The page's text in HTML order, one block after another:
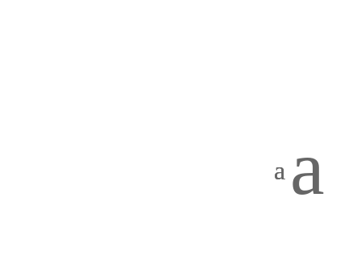
a
“Mostrami la bocca e ti dirò come sarà il tuo futuro” .